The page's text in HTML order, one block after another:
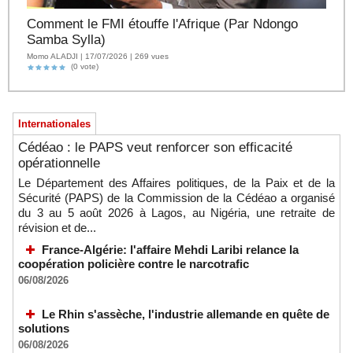
Comment le FMI étouffe l'Afrique (Par Ndongo
Samba Sylla)
Momo ALADJI | 17/07/2026 | 269 vues
(0 vote)
Internationales
Cédéao : le PAPS veut renforcer son efficacité
opérationnelle
Le Département des Affaires politiques, de la Paix et de la
Sécurité (PAPS) de la Commission de la Cédéao a organisé
du 3 au 5 août 2026 à Lagos, au Nigéria, une retraite de
révision et de...
France-Algérie: l'affaire Mehdi Laribi relance la
coopération policière contre le narcotrafic
06/08/2026
Le Rhin s'assèche, l'industrie allemande en quête de
solutions
06/08/2026